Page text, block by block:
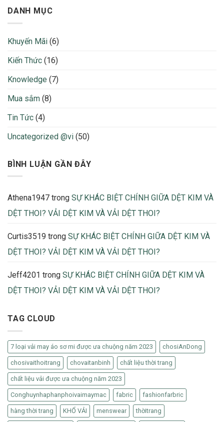
DANH MỤC
Khuyến Mãi (6)
Kiến Thức (16)
Knowledge (7)
Mua sắm (8)
Tin Tức (4)
Uncategorized @vi (50)
BÌNH LUẬN GẦN ĐÂY
Athena1947 trong SỰ KHÁC BIỆT CHÍNH GIỮA DỆT KIM VÀ
DỆT THOI? VẢI DỆT KIM VÀ VẢI DỆT THOI?
Curtis3519 trong SỰ KHÁC BIỆT CHÍNH GIỮA DỆT KIM VÀ
DỆT THOI? VẢI DỆT KIM VÀ VẢI DỆT THOI?
Jeff4201 trong SỰ KHÁC BIỆT CHÍNH GIỮA DỆT KIM VÀ
DỆT THOI? VẢI DỆT KIM VÀ VẢI DỆT THOI?
TAG CLOUD
7 loại vải may áo sơ mi được ưa chuộng năm 2023 chosiAnDong
chosivaithoitrang chovaitanbinh chất liệu thời trang
chất liệu vải được ưa chuộng năm 2023
Conghuynhaphanphoivaimaymac fabric fashionfarbric
hàng thời trang KHỔ VẢI menswear thờitrang